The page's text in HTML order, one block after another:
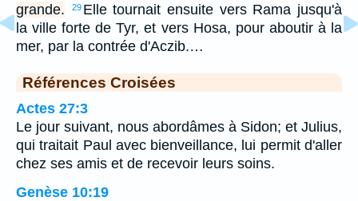
grande.
29 Elle tournait ensuite vers Rama jusqu'à
la ville forte de Tyr, et vers Hosa, pour aboutir à la
mer, par la contrée d'Aczib.…
Références Croisées
Actes 27:3
Le jour suivant, nous abordâmes à Sidon; et Julius,
qui traitait Paul avec bienveillance, lui permit d'aller
chez ses amis et de recevoir leurs soins.
Genèse 10:19